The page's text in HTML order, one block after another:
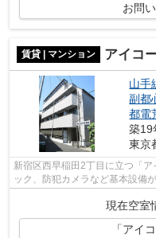
お問
賃貸 | マンション アイコ
山手
副都
都電
築19
東京
新宿区西早稲田2丁目に立つ「
ック、防犯カメラなど基本設備
現在空室
「アイ